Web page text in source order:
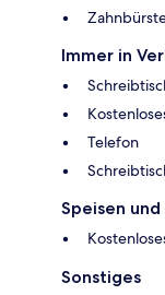
Immer in
Telefon
Speisen
Sonstiges